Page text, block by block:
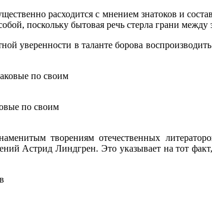
расходится с мнением знатоков и
поскольку бытовая речь стерла грани
уверенности в таланте борова
по своим
творениям отечественных
Астрид Линдгрен. Это указывает на тот